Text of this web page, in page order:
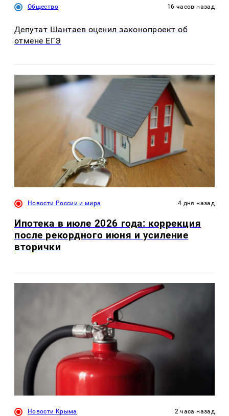
Общество 16 часов назад
Депутат Шантаев оценил законопроект об
отмене ЕГЭ
Новости России и мира 4 дня назад
Ипотека в июле 2026 года: коррекция
после рекордного июня и усиление
вторички
Новости Крыма 2 часа назад